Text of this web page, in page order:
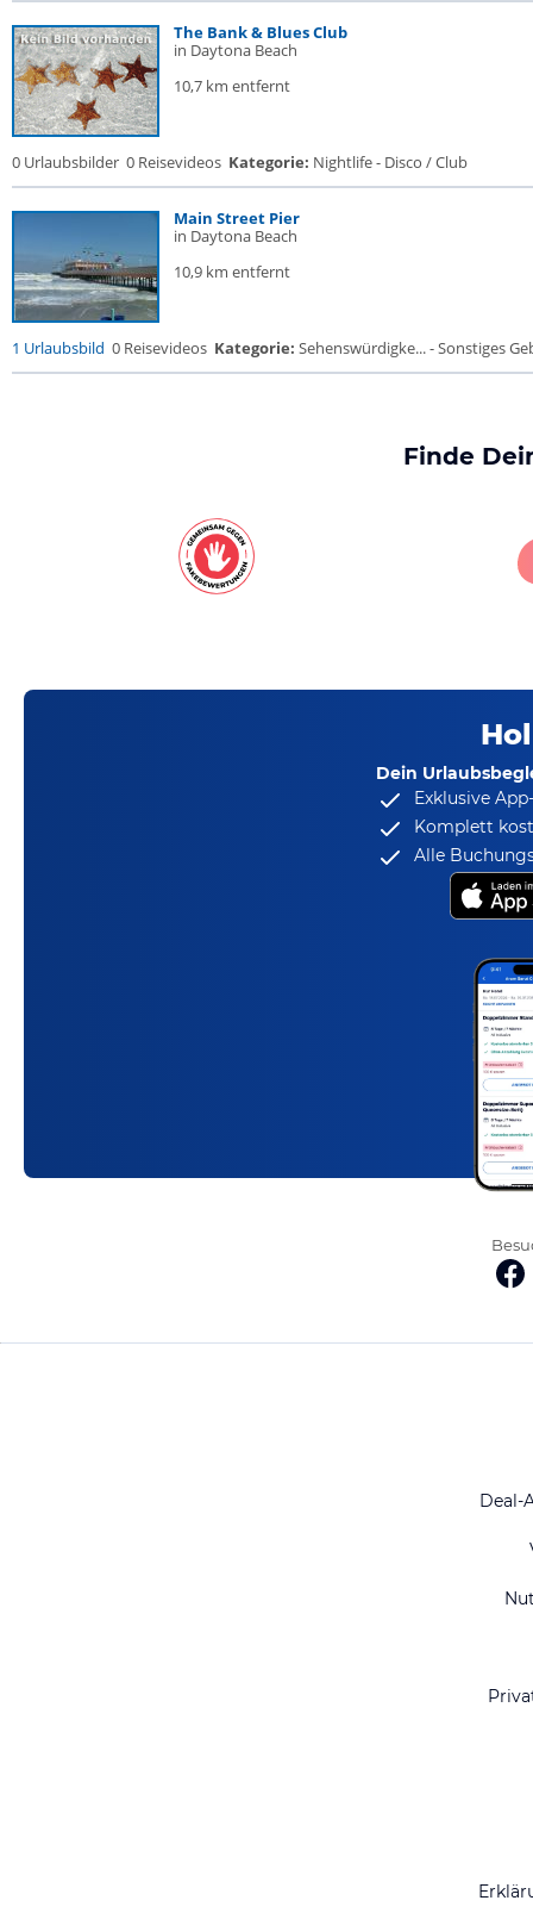
The Bank & Blues Club
in Daytona Beach
10,7 km entfernt
0 Urlaubsbilder 0 Reisevideos Kategorie: Nightlife - Disco / Club
Main Street Pier
in Daytona Beach
10,9 km entfernt
1 Urlaubsbild 0 Reisevideos Kategorie: Sehenswürdigke... - Sonstiges
Finde
Dein
Exklusive
Komplett
Alle
Deal-